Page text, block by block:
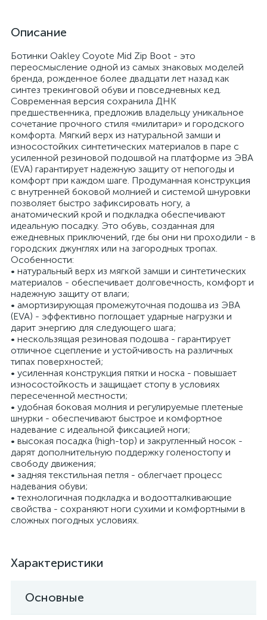
Описание
Ботинки Oakley Coyote Mid Zip Boot - это
переосмысление одной из самых знаковых моделей
бренда, рожденное более двадцати лет назад как
синтез трекинговой обуви и повседневных кед.
Современная версия сохранила ДНК
предшественника, предложив владельцу уникальное
сочетание прочного стиля «милитари» и городского
комфорта. Мягкий верх из натуральной замши и
износостойких синтетических материалов в паре с
усиленной резиновой подошвой на платформе из ЭВА
(EVA) гарантирует надежную защиту от непогоды и
комфорт при каждом шаге. Продуманная конструкция
с внутренней боковой молнией и системой шнуровки
позволяет быстро зафиксировать ногу, а
анатомический крой и подкладка обеспечивают
идеальную посадку. Это обувь, созданная для
ежедневных приключений, где бы они ни проходили - в
городских джунглях или на загородных тропах.
Особенности:
• натуральный верх из мягкой замши и синтетических
материалов - обеспечивает долговечность, комфорт и
надежную защиту от влаги;
• амортизирующая промежуточная подошва из ЭВА
(EVA) - эффективно поглощает ударные нагрузки и
дарит энергию для следующего шага;
• нескользящая резиновая подошва - гарантирует
отличное сцепление и устойчивость на различных
типах поверхностей;
• усиленная конструкция пятки и носка - повышает
износостойкость и защищает стопу в условиях
пересеченной местности;
• удобная боковая молния и регулируемые плетеные
шнурки - обеспечивают быстрое и комфортное
надевание с идеальной фиксацией ноги;
• высокая посадка (high-top) и закругленный носок -
дарят дополнительную поддержку голеностопу и
свободу движения;
• задняя текстильная петля - облегчает процесс
надевания обуви;
• технологичная подкладка и водоотталкивающие
свойства - сохраняют ноги сухими и комфортными в
сложных погодных условиях.
Характеристики
Основные